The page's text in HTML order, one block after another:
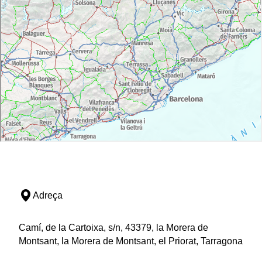
Adreça
Camí, de la Cartoixa, s/n, 43379, la Morera de
Montsant, la Morera de Montsant, el Priorat, Tarragona